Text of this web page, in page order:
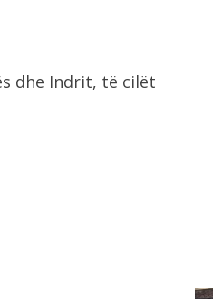
dhe Indrit, të cilët